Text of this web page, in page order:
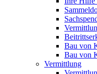
Bau von
Bau von
Vermittlung